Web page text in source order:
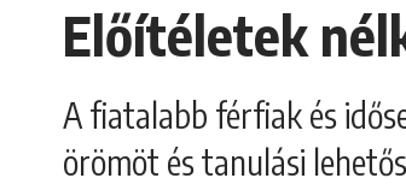
Előítéletek
A fiatalabb férfiak és
örömöt és tanulási